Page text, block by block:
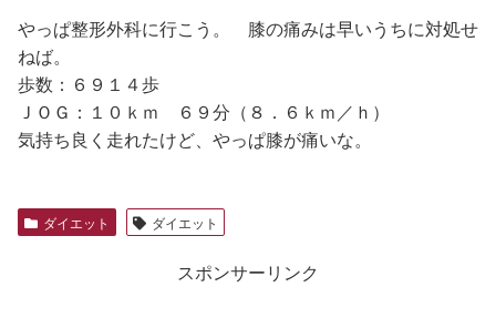
やっぱ整形外科に行こう。 膝の痛みは早いうちに対処せ
ねば。
歩数：６９１４歩
ＪＯＧ：１０ｋｍ ６９分（８．６ｋｍ／ｈ）
気持ち良く走れたけど、やっぱ膝が痛いな。
ダイエット ダイエット
スポンサーリンク